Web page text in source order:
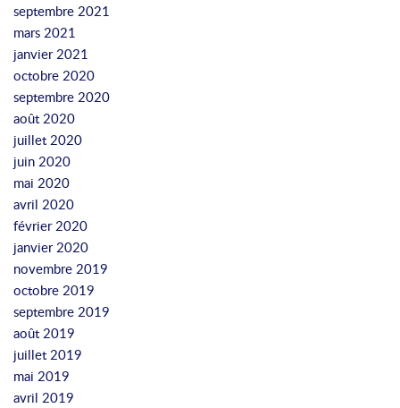
septembre 2021
mars 2021
janvier 2021
octobre 2020
septembre 2020
août 2020
juillet 2020
juin 2020
mai 2020
avril 2020
février 2020
janvier 2020
novembre 2019
octobre 2019
septembre 2019
août 2019
juillet 2019
mai 2019
avril 2019